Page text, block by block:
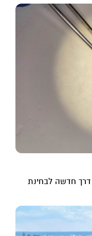
חדשה לבחינת